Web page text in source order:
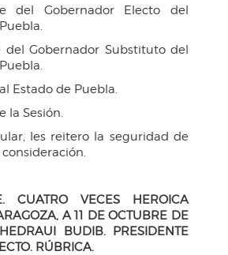
del Gobernador Electo del
del Gobernador Substituto del
Estado de Puebla.
la Sesión.
les reitero la seguridad de
CUATRO VECES HEROICA
A 11 DE OCTUBRE DE
BUDIB. PRESIDENTE
RÚBRICA.